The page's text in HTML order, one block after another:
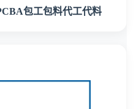
包工包料代工代料